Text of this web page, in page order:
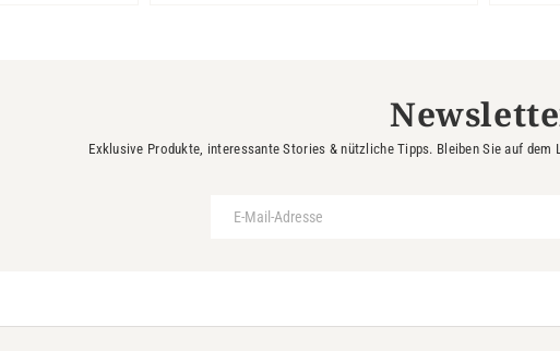
Exklusive Produkte, interessante Stories & nützliche Tipps. Bleiben Sie auf